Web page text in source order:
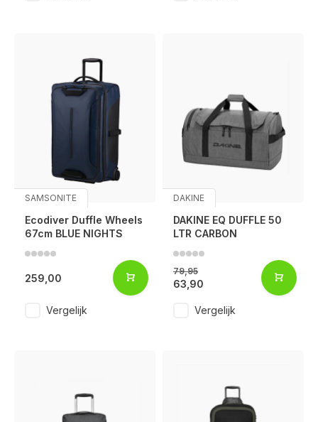
SAMSONITE
Ecodiver Duffle Wheels
67cm BLUE NIGHTS
259,00
Vergelijk
DAKINE
DAKINE EQ DUFFLE 50
LTR CARBON
79,95
63,90
Vergelijk